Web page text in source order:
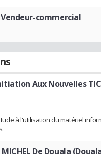
commercial
Aux Nouvelles
à l'utilisation du matériel
De Douala